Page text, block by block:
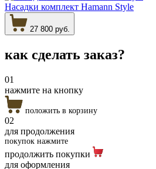
Насадки комплект Hamann Style
27 800 руб.
как сделать заказ?
01
нажмите на кнопку
положить в корзину
02
для продолжения
покупок нажмите
продолжить покупки
для оформления